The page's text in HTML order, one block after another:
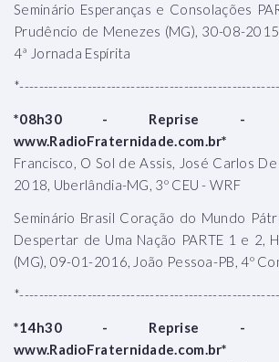
Seminário Esperanças e Consolações
Prudêncio de Menezes (MG), 30-08-
4ª Jornada Espírita
*08h30 - Reprise -
www.RadioFraternidade.com.br*
Francisco, O Sol de Assis, José Carlos
2018, Uberlândia-MG, 3º CEU - WRF
Seminário Brasil Coração do Mundo
Despertar de Uma Nação PARTE 1 e 2,
(MG), 09-01-2016, João Pessoa-PB, 4º
*14h30 - Reprise -
www.RadioFraternidade.com.br*